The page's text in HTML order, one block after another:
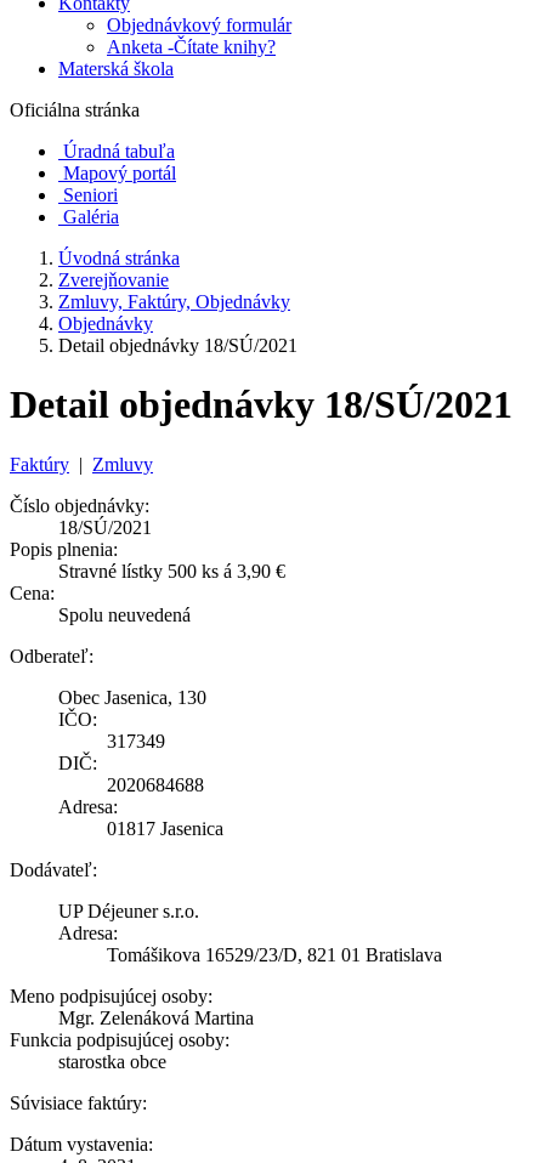
Objednávkový formulár
Anketa -Čítate knihy?
Materská škola
Oficiálna stránka
Úradná tabuľa
Mapový portál
Seniori
Galéria
Úvodná stránka
Zverejňovanie
Zmluvy, Faktúry, Objednávky
Objednávky
Detail objednávky 18/SÚ/2021
Detail objednávky 18/SÚ/2021
Faktúry | Zmluvy
Číslo objednávky:
18/SÚ/2021
Popis plnenia:
Stravné lístky 500 ks á 3,90 €
Cena:
Spolu neuvedená
Odberateľ:
Obec Jasenica, 130
IČO:
317349
DIČ:
2020684688
Adresa:
01817 Jasenica
Dodávateľ:
UP Déjeuner s.r.o.
Adresa:
Tomášikova 16529/23/D, 821 01 Bratislava
Meno podpisujúcej osoby:
Mgr. Zelenáková Martina
Funkcia podpisujúcej osoby:
starostka obce
Súvisiace faktúry:
Dátum vystavenia: